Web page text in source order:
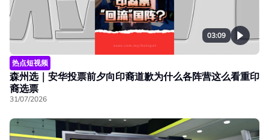
03:09
热点短视频
森州选｜安华投票前夕向印裔道歉为什么各阵营这么看重印
裔选票
31/07/2026